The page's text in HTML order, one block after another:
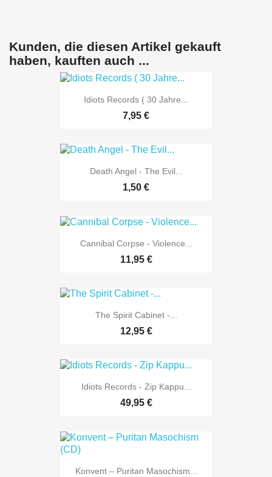
Kunden, die diesen Artikel gekauft
haben, kauften auch ...
Idiots Records ( 30 Jahre...
7,95 €
Death Angel - The Evil...
1,50 €
Cannibal Corpse - Violence...
11,95 €
The Spirit Cabinet -...
12,95 €
Idiots Records - Zip Kappu...
49,95 €
Konvent – Puritan Masochism...